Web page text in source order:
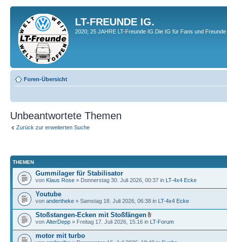
LT-FREUNDE IG.
2020; 25 JAHRE LT-Freunde IG.Die IG für Fans und
Foren-Übersicht
Unbeantwortete Themen
Zurück zur erweiterten Suche
THEMEN
Gummilager für Stabilisator
von Klaus Rose » Donnerstag 30. Juli 2026, 00:37 in LT-4x4 Ecke
Youtube
von andertheke » Samstag 18. Juli 2026, 06:38 in LT-4x4 Ecke
Stoßstangen-Ecken mit Stoßfängen
von AlterDepp » Freitag 17. Juli 2026, 15:16 in LT-Forum
motor mit turbo